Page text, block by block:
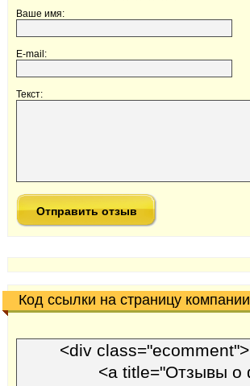
Ваше имя:
E-mail:
Текст:
Код ссылки на страницу компании